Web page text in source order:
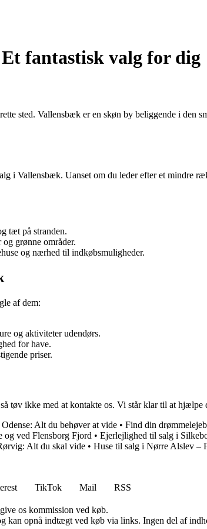
fantastisk valg for dig
sted. Vallensbæk er en skøn by beliggende i
i Vallensbæk. Uanset om du leder efter et mindre
tæt på stranden.
grønne områder.
og nærhed til indkøbsmuligheder.
af dem:
og aktiviteter udendørs.
for have.
priser.
tøv ikke med at kontakte os. Vi står klar til at
Alt du behøver at vide • Find din
og ved Flensborg Fjord • Ejerlejlighed til salg i
Alt du skal vide • Huse til salg i Nørre Alslev –
TikTok Mail
RSS
os kommission ved køb.
kan opnå indtægt ved køb via links. Ingen del af